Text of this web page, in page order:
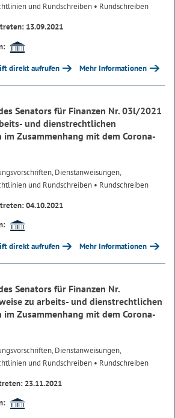
und Rundschreiben • Rundschreiben
13.09.2021
direkt aufrufen Mehr Informationen
Senators für Finanzen Nr. 03l/2021
und dienstrechtlichen
Zusammenhang mit dem Corona-
Dienstanweisungen,
und Rundschreiben • Rundschreiben
04.10.2021
direkt aufrufen Mehr Informationen
Senators für Finanzen Nr.
zu arbeits- und dienstrechtlichen
Zusammenhang mit dem Corona-
Dienstanweisungen,
und Rundschreiben • Rundschreiben
23.11.2021